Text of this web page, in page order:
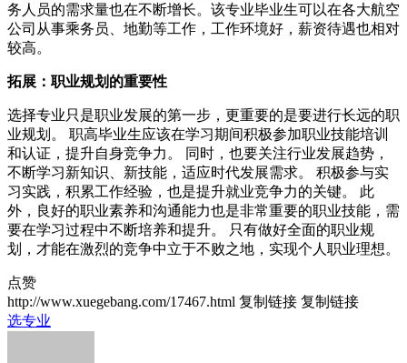
务人员的需求量也在不断增长。该专业毕业生可以在各大航空
公司从事乘务员、地勤等工作，工作环境好，薪资待遇也相对
较高。
拓展：职业规划的重要性
选择专业只是职业发展的第一步，更重要的是要进行长远的职
业规划。 职高毕业生应该在学习期间积极参加职业技能培训
和认证，提升自身竞争力。 同时，也要关注行业发展趋势，
不断学习新知识、新技能，适应时代发展需求。 积极参与实
习实践，积累工作经验，也是提升就业竞争力的关键。 此
外，良好的职业素养和沟通能力也是非常重要的职业技能，需
要在学习过程中不断培养和提升。 只有做好全面的职业规
划，才能在激烈的竞争中立于不败之地，实现个人职业理想。
点赞
http://www.xuegebang.com/17467.html 复制链接 复制链接
选专业